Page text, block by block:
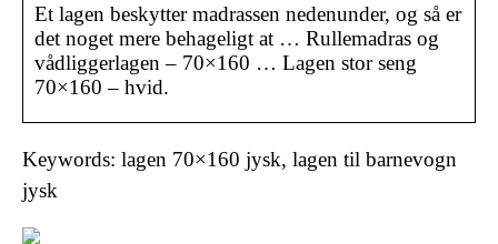
Et lagen beskytter madrassen nedenunder, og så er
det noget mere behageligt at … Rullemadras og
vådliggerlagen – 70×160 … Lagen stor seng
70×160 – hvid.
Keywords: lagen 70×160 jysk, lagen til barnevogn
jysk